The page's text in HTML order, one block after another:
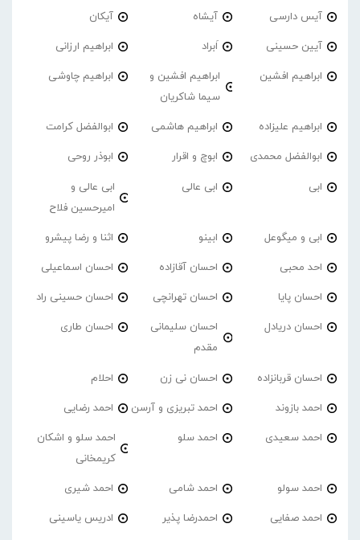
آیس دارسی آیشاه آیکان
آیین حسینی اَبراد ابراهیم ارزانی
ابراهیم افشین
ابراهیم افشین و
سیما شاکریان
ابراهیم چاوشی
ابراهیم علیزاده ابراهیم هاشمی ابوالفضل کرامت
ابوالفضل محمدی ابوچ و اقرار ابوذر روحی
ابی ابی عالی
ابی عالی و
امیرحسین فلاح
ابی و میگوعل ابینو اثنا و رضا پیشرو
احد محبی احسان آقازاده احسان اسماعیلی
احسان پایا احسان تهرانچی احسان حسینی راد
احسان دریادل
احسان سلیمانی
مقدم
احسان طاری
احسان قربانزاده احسان نی زن احلام
احمد بازوند احمد تبریزی و آرسن احمد‌ رضایی
احمد سعیدی احمد سلو
احمد سلو و اشکان
کریمخانی
احمد سولو احمد شامی احمد شیری
احمد صفایی احمدرضا پذیر ادریس یاسینی